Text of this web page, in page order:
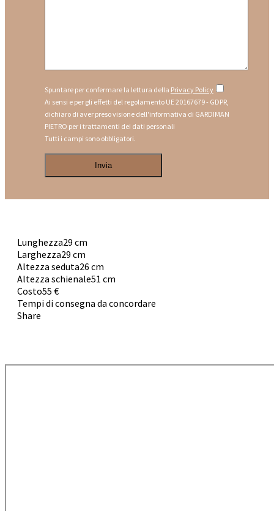
Spuntare per confermare la lettura della Privacy Policy
Ai sensi e per gli effetti del regolamento UE 20167679 - GDPR,
dichiaro di aver preso visione dell'informativa di GARDIMAN
PIETRO per i trattamenti dei dati personali
Tutti i campi sono obbligatori.
Lunghezza29 cm
Larghezza29 cm
Altezza seduta26 cm
Altezza schienale51 cm
Costo55 €
Tempi di consegna da concordare
Share